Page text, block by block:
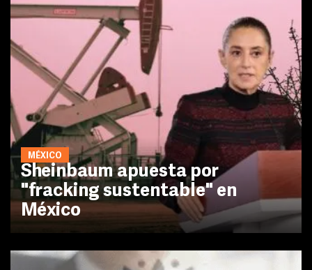
MÉXICO
Sheinbaum apuesta por
"fracking sustentable" en
México